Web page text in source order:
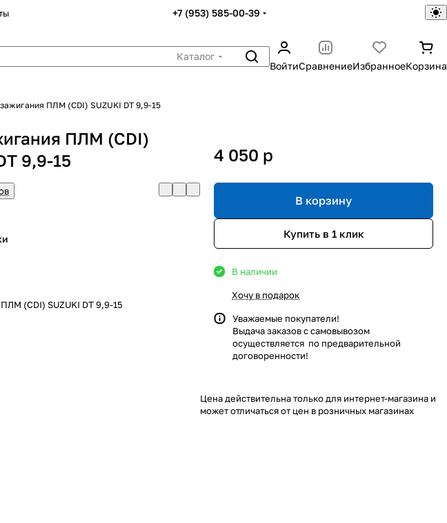
+7 (953) 585-00-39
Каталог
ВойтиСравнениеИзбранноеКорзина
ПЛМ (CDI) SUZUKI DT 9,9-15
ПЛМ (CDI)
9,9-15
(CDI) SUZUKI DT 9,9-15
4 050 p
В корзину
Купить в 1 клик
В наличии
Хочу в подарок
Уважаемые покупатели!
Выдача заказов с самовывозом
осуществляется по предварительной
договоренности!
Цена действительна только для интернет-магазина и
может отличаться от цен в розничных магазинах